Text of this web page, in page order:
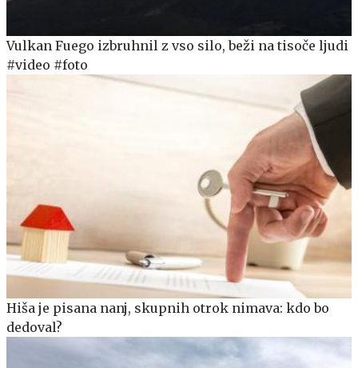
Vulkan Fuego izbruhnil z vso silo, beži na tisoče ljudi
#video #foto
Hiša je pisana nanj, skupnih otrok nimava: kdo bo
dedoval?